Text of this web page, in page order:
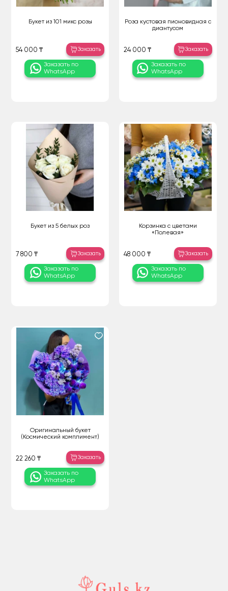
Букет из 101 микс розы
54 000 ₸ Заказать
Заказать по
WhatsApp
Роза кустовая пионовидная с
диантусом
24 000 ₸ Заказать
Заказать по
WhatsApp
Букет из 5 белых роз
7 800 ₸ Заказать
Заказать по
WhatsApp
Корзинка с цветами
«Полевая»
48 000 ₸ Заказать
Заказать по
WhatsApp
Оригинальный букет
(Космический комплимент)
22 260 ₸ Заказать
Заказать по
WhatsApp